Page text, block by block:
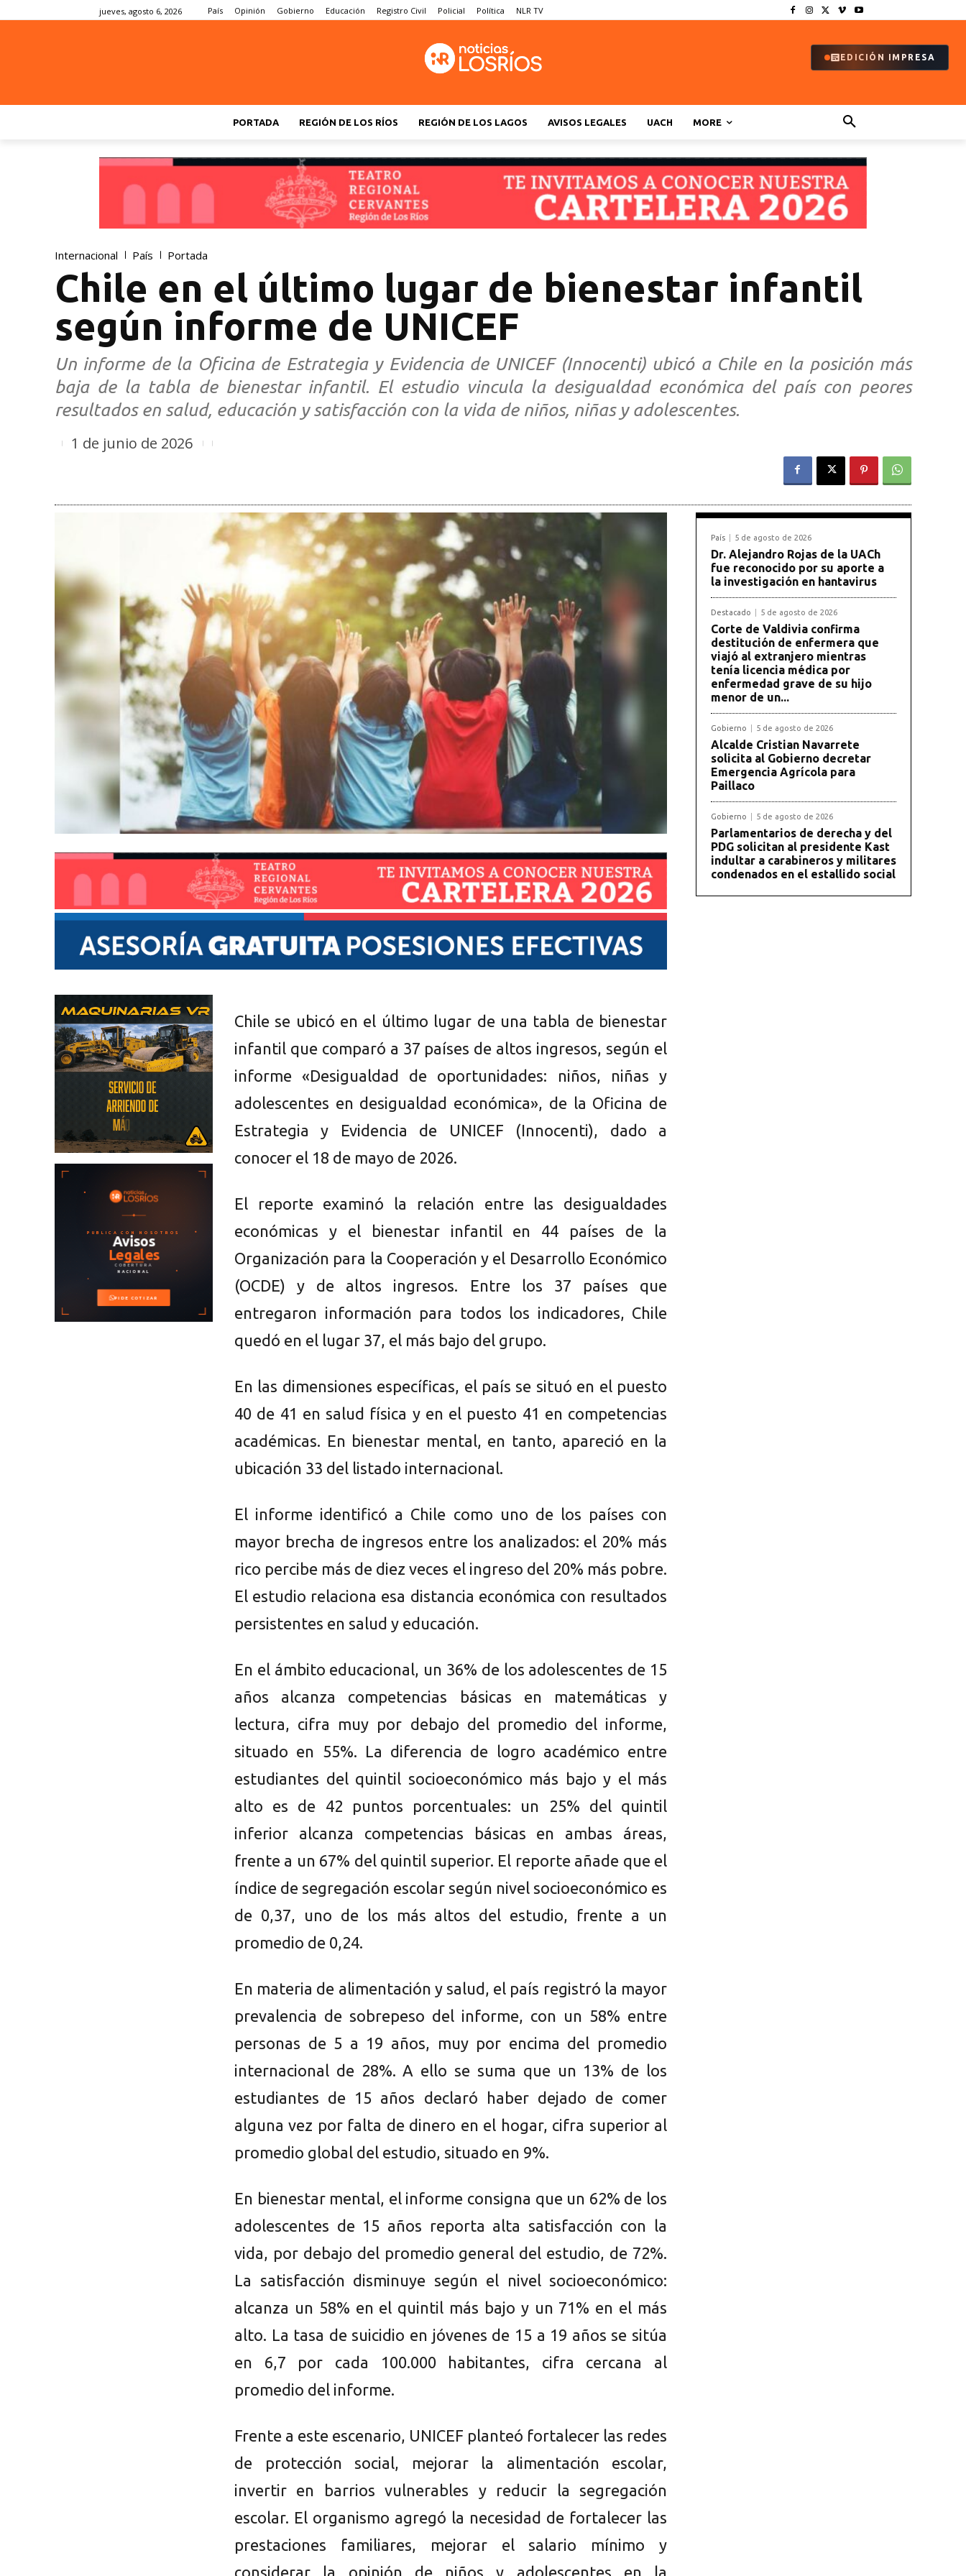
jueves, agosto 6, 2026 País Opinión Gobierno Educación Registro Civil Policial Política NLR TV
EDICIÓN IMPRESA
PORTADA REGIÓN DE LOS RÍOS REGIÓN DE LOS LAGOS AVISOS LEGALES UACH MORE
Internacional País Portada
Chile en el último lugar de bienestar infantil
según informe de UNICEF
Un informe de la Oficina de Estrategia y Evidencia de UNICEF (Innocenti) ubicó a Chile en la posición más
baja de la tabla de bienestar infantil. El estudio vincula la desigualdad económica del país con peores
resultados en salud, educación y satisfacción con la vida de niños, niñas y adolescentes.
1 de junio de 2026
Chile se ubicó en el último lugar de una tabla de bienestar
infantil que comparó a 37 países de altos ingresos, según el
informe «Desigualdad de oportunidades: niños, niñas y
adolescentes en desigualdad económica», de la Oficina de
Estrategia y Evidencia de UNICEF (Innocenti), dado a
conocer el 18 de mayo de 2026.
El reporte examinó la relación entre las desigualdades
económicas y el bienestar infantil en 44 países de la
Organización para la Cooperación y el Desarrollo Económico
(OCDE) y de altos ingresos. Entre los 37 países que
entregaron información para todos los indicadores, Chile
quedó en el lugar 37, el más bajo del grupo.
En las dimensiones específicas, el país se situó en el puesto
40 de 41 en salud física y en el puesto 41 en competencias
académicas. En bienestar mental, en tanto, apareció en la
ubicación 33 del listado internacional.
El informe identificó a Chile como uno de los países con
mayor brecha de ingresos entre los analizados: el 20% más
rico percibe más de diez veces el ingreso del 20% más pobre.
El estudio relaciona esa distancia económica con resultados
persistentes en salud y educación.
En el ámbito educacional, un 36% de los adolescentes de 15
años alcanza competencias básicas en matemáticas y
lectura, cifra muy por debajo del promedio del informe,
situado en 55%. La diferencia de logro académico entre
estudiantes del quintil socioeconómico más bajo y el más
alto es de 42 puntos porcentuales: un 25% del quintil
inferior alcanza competencias básicas en ambas áreas,
frente a un 67% del quintil superior. El reporte añade que el
índice de segregación escolar según nivel socioeconómico es
de 0,37, uno de los más altos del estudio, frente a un
promedio de 0,24.
En materia de alimentación y salud, el país registró la mayor
prevalencia de sobrepeso del informe, con un 58% entre
personas de 5 a 19 años, muy por encima del promedio
internacional de 28%. A ello se suma que un 13% de los
estudiantes de 15 años declaró haber dejado de comer
alguna vez por falta de dinero en el hogar, cifra superior al
promedio global del estudio, situado en 9%.
En bienestar mental, el informe consigna que un 62% de los
adolescentes de 15 años reporta alta satisfacción con la
vida, por debajo del promedio general del estudio, de 72%.
La satisfacción disminuye según el nivel socioeconómico:
alcanza un 58% en el quintil más bajo y un 71% en el más
alto. La tasa de suicidio en jóvenes de 15 a 19 años se sitúa
en 6,7 por cada 100.000 habitantes, cifra cercana al
promedio del informe.
Frente a este escenario, UNICEF planteó fortalecer las redes
de protección social, mejorar la alimentación escolar,
invertir en barrios vulnerables y reducir la segregación
escolar. El organismo agregó la necesidad de fortalecer las
prestaciones familiares, mejorar el salario mínimo y
considerar la opinión de niños y adolescentes en la
País 5 de agosto de 2026
Dr. Alejandro Rojas de la UACh
fue reconocido por su aporte a
la investigación en hantavirus
Destacado 5 de agosto de 2026
Corte de Valdivia confirma
destitución de enfermera que
viajó al extranjero mientras
tenía licencia médica por
enfermedad grave de su hijo
menor de un...
Gobierno 5 de agosto de 2026
Alcalde Cristian Navarrete
solicita al Gobierno decretar
Emergencia Agrícola para
Paillaco
Gobierno 5 de agosto de 2026
Parlamentarios de derecha y del
PDG solicitan al presidente Kast
indultar a carabineros y militares
condenados en el estallido social